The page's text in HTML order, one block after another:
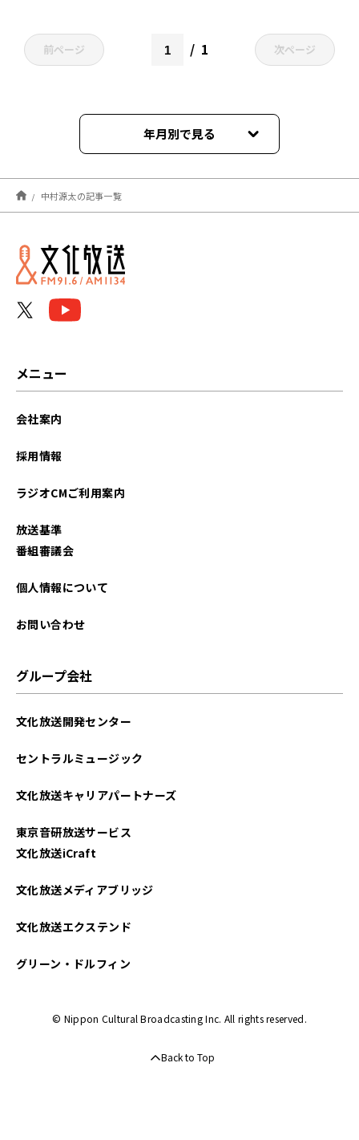
前ページ 1 次ページ
年月別で見る
2023年07月
2023年06月
2023年05月
中村源太の記事一覧
メニュー
会社案内
採用情報
ラジオCMご利用案内
放送基準
番組審議会
個人情報について
お問い合わせ
グループ会社
文化放送開発センター
セントラルミュージック
文化放送キャリアパートナーズ
東京音研放送サービス
文化放送iCraft
文化放送メディアブリッジ
文化放送エクステンド
グリーン・ドルフィン
© Nippon Cultural Broadcasting Inc. All rights reserved.
Back to Top